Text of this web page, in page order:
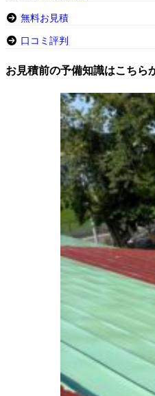
無料お見積
口コミ評判
お見積前の予備知識はこちら